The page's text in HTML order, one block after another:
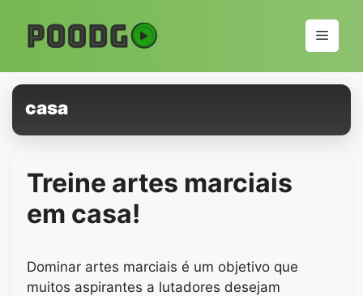
para
conteúdo
Menu
casa
Treine artes marciais
em casa!
Dominar artes marciais é um objetivo que
muitos aspirantes a lutadores desejam